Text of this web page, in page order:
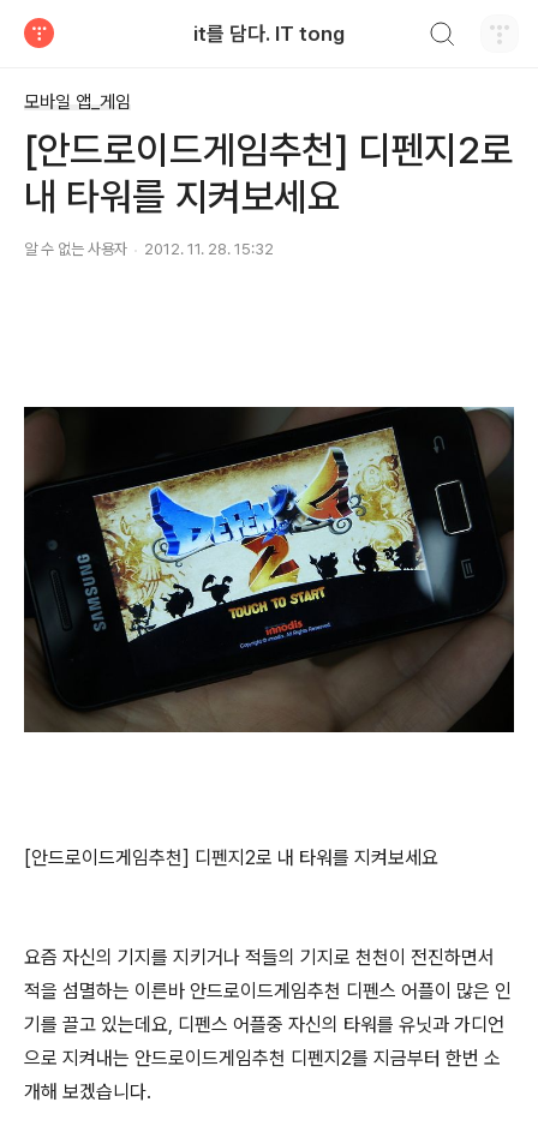
it를 담다. IT tong
모바일 앱_게임
[안드로이드게임추천] 디펜지2로
내 타워를 지켜보세요
알 수 없는 사용자 2012. 11. 28. 15:32
[안드로이드게임추천] 디펜지2로 내 타워를 지켜보세요
요즘 자신의 기지를 지키거나 적들의 기지로 천천이 전진하면서
적을 섬멸하는 이른바 안드로이드게임추천 디펜스 어플이 많은 인
기를 끌고 있는데요, 디펜스 어플중 자신의 타워를 유닛과 가디언
으로 지켜내는 안드로이드게임추천 디펜지2를 지금부터 한번 소
개해 보겠습니다.